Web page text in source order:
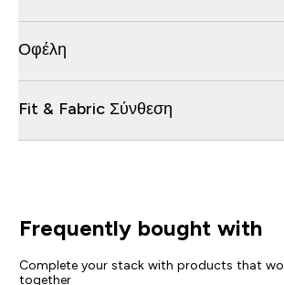
Οφέλη
Fit & Fabric Σύνθεση
Frequently bought with
Complete your stack with products that
together